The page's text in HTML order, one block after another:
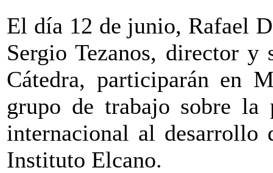
El día 12 de junio, Rafael
Sergio Tezanos, director y
Cátedra, participarán en
grupo de trabajo sobre la
internacional al
Instituto Elcano.